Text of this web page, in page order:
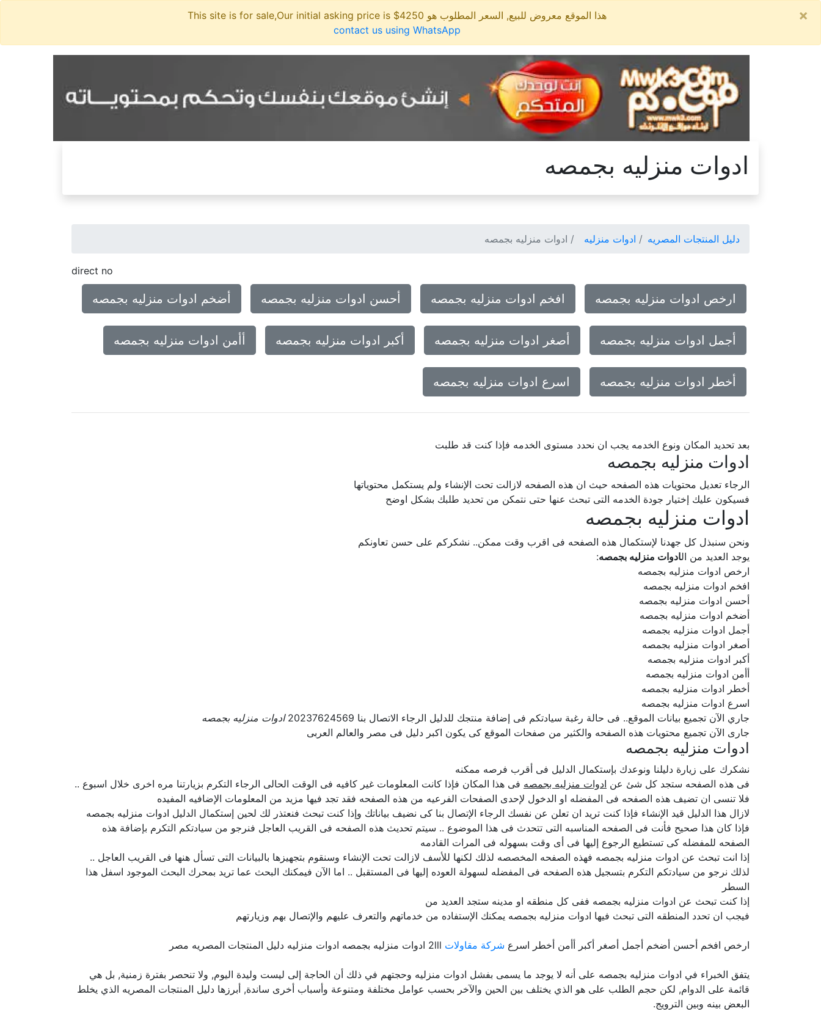
هذا الموقع معروض للبيع, السعر المطلوب هو 4250$ This site is for sale,Our initial asking price is
contact us using WhatsApp
×
ادوات منزليه بجمصه
دليل المنتجات المصريه ادوات منزليه ادوات منزليه بجمصه
direct no
ارخص ادوات منزليه بجمصه افخم ادوات منزليه بجمصه أحسن ادوات منزليه بجمصه أضخم ادوات منزليه بجمصه
أجمل ادوات منزليه بجمصه أصغر ادوات منزليه بجمصه أكبر ادوات منزليه بجمصه أأمن ادوات منزليه بجمصه
أخطر ادوات منزليه بجمصه اسرع ادوات منزليه بجمصه
بعد تحديد المكان ونوع الخدمه يجب ان نحدد مستوى الخدمه فإذا كنت قد طلبت
ادوات منزليه بجمصه
الرجاء تعديل محتويات هذه الصفحه حيث ان هذه الصفحه لازالت تحت الإنشاء ولم يستكمل محتوياتها
فسيكون عليك إختيار جودة الخدمه التى تبحث عنها حتى نتمكن من تحديد طلبك بشكل اوضح
ادوات منزليه بجمصه
ونحن سنبذل كل جهدنا لإستكمال هذه الصفحه فى اقرب وقت ممكن.. نشكركم على حسن تعاونكم
يوجد العديد من الادوات منزليه بجمصه:
ارخص ادوات منزليه بجمصه
افخم ادوات منزليه بجمصه
أحسن ادوات منزليه بجمصه
أضخم ادوات منزليه بجمصه
أجمل ادوات منزليه بجمصه
أصغر ادوات منزليه بجمصه
أكبر ادوات منزليه بجمصه
أأمن ادوات منزليه بجمصه
أخطر ادوات منزليه بجمصه
اسرع ادوات منزليه بجمصه
جاري الآن تجميع بيانات الموقع.. فى حالة رغبة سيادتكم فى إضافة منتجك للدليل الرجاء الاتصال بنا 20237624569
ادوات منزليه بجمصه
جارى الآن تجميع محتويات هذه الصفحه والكثير من صفحات الموقع كى يكون اكبر دليل فى مصر والعالم العربى
ادوات منزليه بجمصه
نشكرك على زيارة دليلنا ونوعدك بإستكمال الدليل فى أقرب فرصه ممكنه
فى هذه الصفحه ستجد كل شئ عن ادوات منزليه بجمصه فى هذا المكان فإذا كانت المعلومات غير كافيه فى الوقت الحالى الرجاء التكرم بزيارتنا مره اخرى خلال اسبوع ..
فلا تنسى ان تضيف هذه الصفحه فى المفضله او الدخول لإحدى الصفحات الفرعيه من هذه الصفحه فقد تجد فيها مزيد من المعلومات الإضافيه المفيده
لازال هذا الدليل قيد الإنشاء فإذا كنت تريد ان تعلن عن نفسك الرجاء الإتصال بنا كى نضيف بياناتك وإذا كنت تبحث فنعتذر لك لحين إستكمال الدليل ادوات منزليه بجمصه
فإذا كان هذا صحيح فأنت فى الصفحه المناسبه التى تتحدث فى هذا الموضوع .. سيتم تحديث هذه الصفحه فى القريب العاجل فنرجو من سيادتكم التكرم بإضافة هذه
الصفحه للمفضله كى تستطيع الرجوع إليها فى أى وقت بسهوله فى المرات القادمه
إذا انت تبحث عن ادوات منزليه بجمصه فهذه الصفحه المخصصه لذلك لكنها للأسف لازالت تحت الإنشاء وسنقوم بتجهيزها بالبيانات التى تسأل هنها فى القريب العاجل ..
لذلك نرجو من سيادتكم التكرم بتسجيل هذه الصفحه فى المفضله لسهولة العوده إليها فى المستقبل .. اما الآن فيمكنك البحث عما تريد بمحرك البحث الموجود اسفل هذا
السطر
إذا كنت تبحث عن ادوات منزليه بجمصه ففى كل منطقه او مدينه ستجد العديد من
فيجب ان تحدد المنطقه التى تبحث فيها ادوات منزليه بجمصه يمكنك الإستفاده من خدماتهم والتعرف عليهم والإتصال بهم وزيارتهم
ارخص افخم أحسن أضخم أجمل أصغر أكبر أأمن أخطر اسرع شركة مقاولات
يتفق الخبراء في ادوات منزليه بجمصه على أنه لا يوجد ما يسمى بفشل ادوات منزليه وحجتهم في ذلك أن الحاجة إلى ليست وليدة اليوم, ولا تنحصر بفترة زمنية, بل هي
قائمة على الدوام, لكن حجم الطلب على هو الذي يختلف بين الحين والآخر بحسب عوامل مختلفة ومتنوعة وأسباب أخرى ساندة, أبرزها دليل المنتجات المصريه الذي يخلط
البعض بينه وبين الترويج.